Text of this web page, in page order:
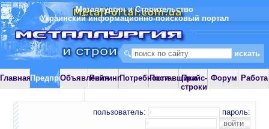
Металлургия и Строительство
Украинский информационно-поисковый портал
ГлавнаяПредприятияОбъявления
РейтингПотребностиПоставщики
Прайс-
строки
Форум Работа
пользователь: пароль: